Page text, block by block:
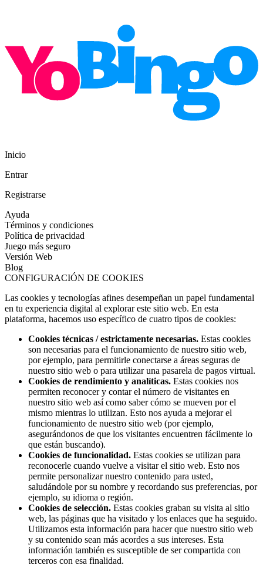
Inicio
Entrar
Registrarse
Ayuda
Términos y condiciones
Política de privacidad
Juego más seguro
Versión Web
Blog
CONFIGURACIÓN DE COOKIES
Las cookies y tecnologías afines desempeñan un papel fundamental
en tu experiencia digital al explorar este sitio web. En esta
plataforma, hacemos uso específico de cuatro tipos de cookies:
Cookies técnicas / estrictamente necesarias. Estas cookies
son necesarias para el funcionamiento de nuestro sitio web,
por ejemplo, para permitirle conectarse a áreas seguras de
nuestro sitio web o para utilizar una pasarela de pagos virtual.
Cookies de rendimiento y analíticas. Estas cookies nos
permiten reconocer y contar el número de visitantes en
nuestro sitio web así como saber cómo se mueven por el
mismo mientras lo utilizan. Esto nos ayuda a mejorar el
funcionamiento de nuestro sitio web (por ejemplo,
asegurándonos de que los visitantes encuentren fácilmente lo
que están buscando).
Cookies de funcionalidad. Estas cookies se utilizan para
reconocerle cuando vuelve a visitar el sitio web. Esto nos
permite personalizar nuestro contenido para usted,
saludándole por su nombre y recordando sus preferencias, por
ejemplo, su idioma o región.
Cookies de selección. Estas cookies graban su visita al sitio
web, las páginas que ha visitado y los enlaces que ha seguido.
Utilizamos esta información para hacer que nuestro sitio web
y su contenido sean más acordes a sus intereses. Esta
información también es susceptible de ser compartida con
terceros con esa finalidad.